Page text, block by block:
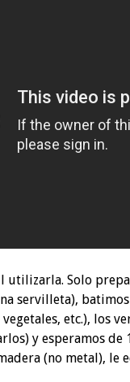
utilizarla. Solo
servilleta),
etc.), los
y esperamos de
(no metal), le